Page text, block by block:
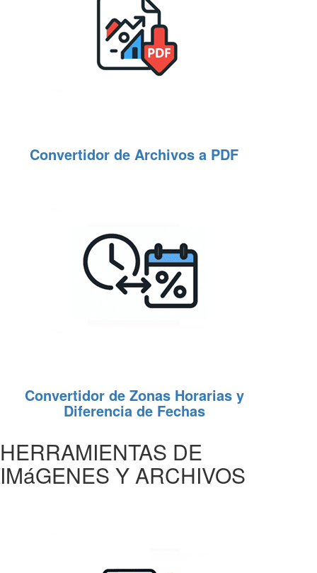
Convertidor de Archivos a PDF
Convertidor de Zonas Horarias y
Diferencia de Fechas
HERRAMIENTAS DE
IMáGENES Y ARCHIVOS